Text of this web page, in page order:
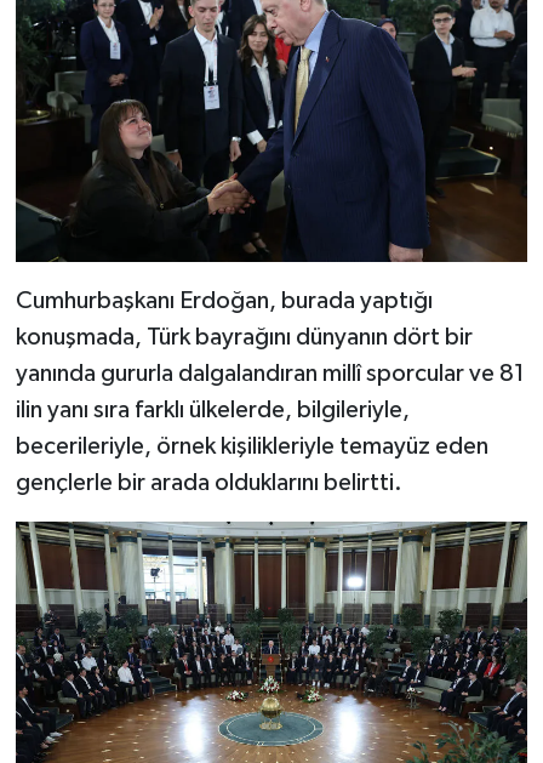
Cumhurbaşkanı Erdoğan, burada yaptığı
konuşmada, Türk bayrağını dünyanın dört bir
yanında gururla dalgalandıran millî sporcular ve 81
ilin yanı sıra farklı ülkelerde, bilgileriyle,
becerileriyle, örnek kişilikleriyle temayüz eden
gençlerle bir arada olduklarını belirtti.